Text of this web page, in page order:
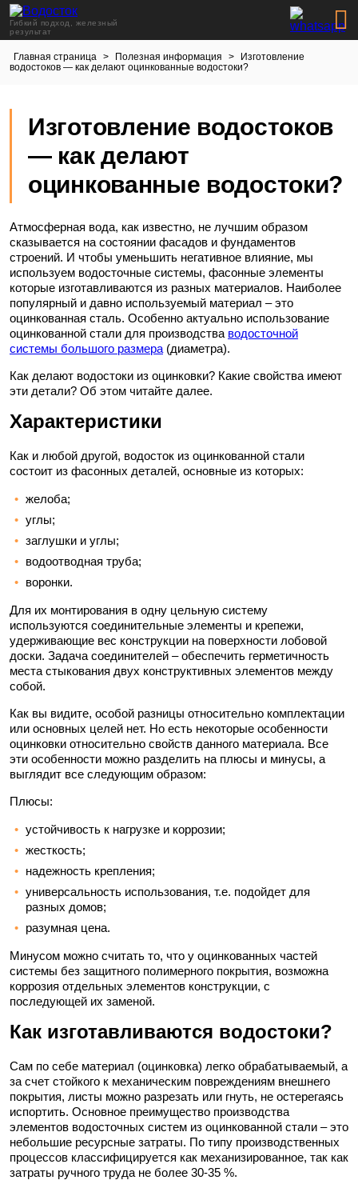
Гибкий подход, железный
результат
Главная страница > Полезная информация >
Изготовление
водостоков — как делают оцинкованные водостоки?
Изготовление водостоков
— как делают
оцинкованные водостоки?
Атмосферная вода, как известно, не лучшим образом
сказывается на состоянии фасадов и фундаментов
строений. И чтобы уменьшить негативное влияние, мы
используем водосточные системы, фасонные элементы
которые изготавливаются из разных материалов. Наиболее
популярный и давно используемый материал – это
оцинкованная сталь. Особенно актуально использование
оцинкованной стали для производства водосточной
системы большого размера (диаметра).
Как делают водостоки из оцинковки? Какие свойства имеют
эти детали? Об этом читайте далее.
Характеристики
Как и любой другой, водосток из оцинкованной стали
состоит из фасонных деталей, основные из которых:
желоба;
углы;
заглушки и углы;
водоотводная труба;
воронки.
Для их монтирования в одну цельную систему
используются соединительные элементы и крепежи,
удерживающие вес конструкции на поверхности лобовой
доски. Задача соединителей – обеспечить герметичность
места стыкования двух конструктивных элементов между
собой.
Как вы видите, особой разницы относительно комплектации
или основных целей нет. Но есть некоторые особенности
оцинковки относительно свойств данного материала. Все
эти особенности можно разделить на плюсы и минусы, а
выглядит все следующим образом:
Плюсы:
устойчивость к нагрузке и коррозии;
жесткость;
надежность крепления;
универсальность использования, т.е. подойдет для
разных домов;
разумная цена.
Минусом можно считать то, что у оцинкованных частей
системы без защитного полимерного покрытия, возможна
коррозия отдельных элементов конструкции, с
последующей их заменой.
Как изготавливаются водостоки?
Сам по себе материал (оцинковка) легко обрабатываемый, а
за счет стойкого к механическим повреждениям внешнего
покрытия, листы можно разрезать или гнуть, не остерегаясь
испортить. Основное преимущество производства
элементов водосточных систем из оцинкованной стали – это
небольшие ресурсные затраты. По типу производственных
процессов классифицируется как механизированное, так как
затраты ручного труда не более 30-35 %.